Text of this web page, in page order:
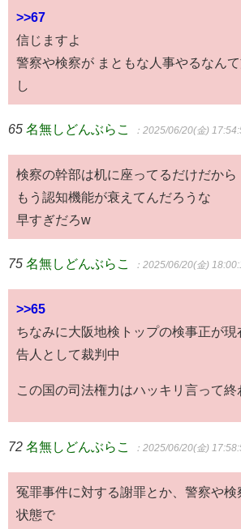
>>67
信じますよ
警察や検察が まともな人事やるなん
し
65 名無しどんぶらこ ：2025/06/20(金)
検察の幹部は机に座ってるだけだから
もう認知機能が衰えてんだろうな
早すぎだろw
75 名無しどんぶらこ ：2025/06/20(金)
>>65
ちなみに大阪地検トップの検事正が
告人として裁判中
この国の司法権力はハッキリ言って終
72 名無しどんぶらこ ：2025/06/20(金)
冤罪事件に対する謝罪とか、警察や検
状態で